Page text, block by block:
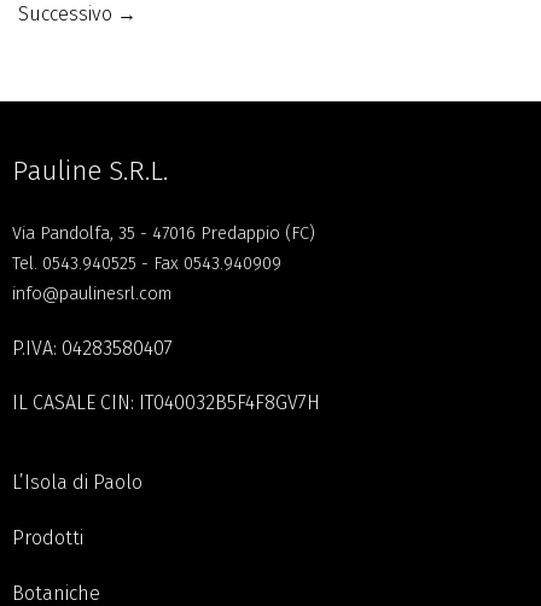
Successivo →
Pauline S.R.L.
Via Pandolfa, 35 - 47016 Predappio (FC)
Tel. 0543.940525 - Fax 0543.940909
info@paulinesrl.com
P.IVA: 04283580407
IL CASALE CIN: IT040032B5F4F8GV7H
L’Isola di Paolo
Prodotti
Botaniche